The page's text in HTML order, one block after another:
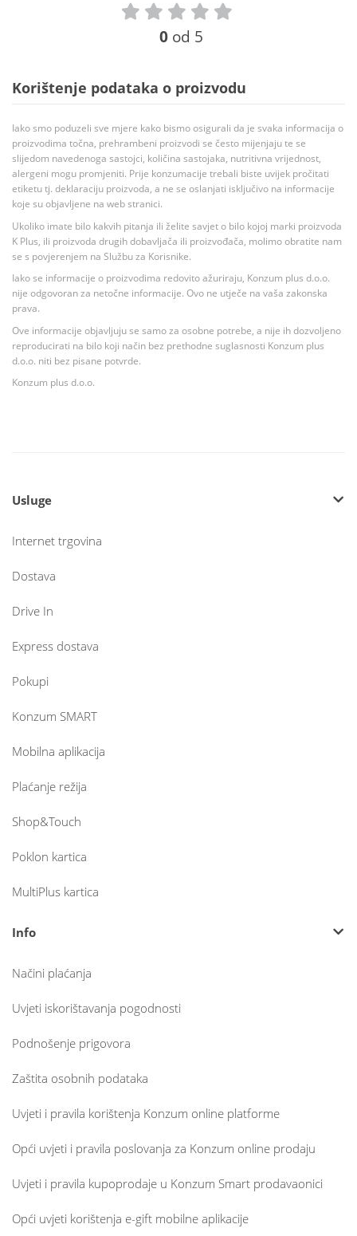
0 od 5
Korištenje podataka o proizvodu
Iako smo poduzeli sve mjere kako bismo osigurali da je svaka informacija o
proizvodima točna, prehrambeni proizvodi se često mijenjaju te se
slijedom navedenoga sastojci, količina sastojaka, nutritivna vrijednost,
alergeni mogu promjeniti. Prije konzumacije trebali biste uvijek pročitati
etiketu tj. deklaraciju proizvoda, a ne se oslanjati isključivo na informacije
koje su objavljene na web stranici.
Ukoliko imate bilo kakvih pitanja ili želite savjet o bilo kojoj marki proizvoda
K Plus, ili proizvoda drugih dobavljača ili proizvođača, molimo obratite nam
se s povjerenjem na Službu za Korisnike.
Iako se informacije o proizvodima redovito ažuriraju, Konzum plus d.o.o.
nije odgovoran za netočne informacije. Ovo ne utječe na vaša zakonska
prava.
Ove informacije objavljuju se samo za osobne potrebe, a nije ih dozvoljeno
reproducirati na bilo koji način bez prethodne suglasnosti Konzum plus
d.o.o. niti bez pisane potvrde.
Konzum plus d.o.o.
Usluge
Internet trgovina
Dostava
Drive In
Express dostava
Pokupi
Konzum SMART
Mobilna aplikacija
Plaćanje režija
Shop&Touch
Poklon kartica
MultiPlus kartica
Info
Načini plaćanja
Uvjeti iskorištavanja pogodnosti
Podnošenje prigovora
Zaštita osobnih podataka
Uvjeti i pravila korištenja Konzum online platforme
Opći uvjeti i pravila poslovanja za Konzum online prodaju
Uvjeti i pravila kupoprodaje u Konzum Smart prodavaonici
Opći uvjeti korištenja e-gift mobilne aplikacije